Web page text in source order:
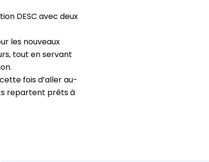
DESC avec deux
les nouveaux
tout en servant
fois d’aller au-
repartent prêts à